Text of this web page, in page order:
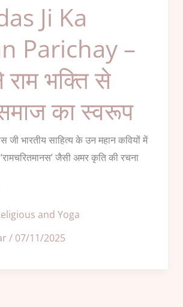
Ji Ka
Parichay –
राम भक्ति से
का स्वरूप
जी भारतीय साहित्य के उन महान कवियों में
जैसी अमर कृति की रचना
and Yoga
/ 07/11/2025